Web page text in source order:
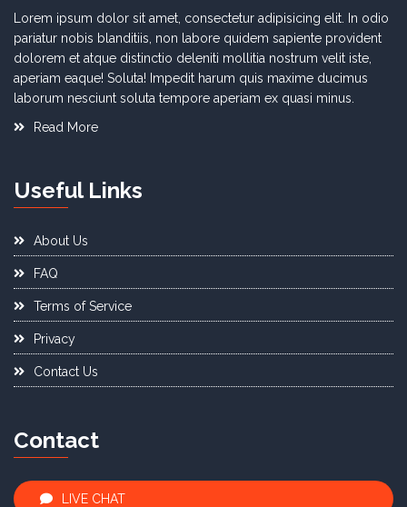
Lorem ipsum dolor sit amet, consectetur adipisicing elit. In odio
pariatur nobis blanditiis, non labore quidem sapiente provident
dolorem et atque distinctio deleniti mollitia nostrum velit iste,
aperiam eaque! Soluta! Impedit harum quis maxime ducimus
laborum nesciunt soluta tempore aperiam ex quasi minus.
Read More
Useful Links
About Us
FAQ
Terms of Service
Privacy
Contact Us
Contact
LIVE CHAT